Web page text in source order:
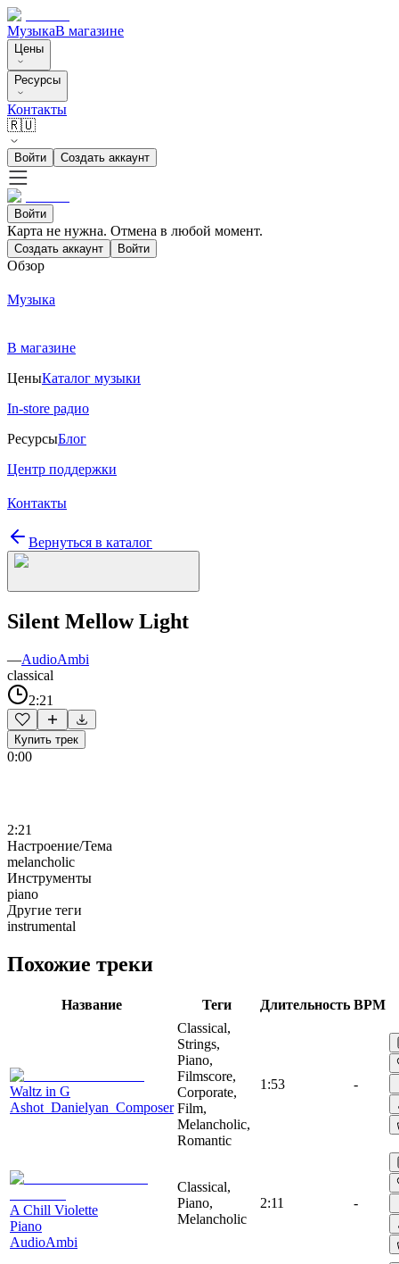
МузыкаВ магазине
Цены
Ресурсы
Контакты
🇷🇺
Войти Создать аккаунт
Войти
Карта не нужна. Отмена в любой момент.
Создать аккаунт Войти
Обзор
Музыка
В магазине
ЦеныКаталог музыки
In-store радио
РесурсыБлог
Центр поддержки
Контакты
Вернуться в каталог
Silent Mellow Light
—AudioAmbi
classical
2:21
Купить трек
0:00
2:21
Настроение/Тема
melancholic
Инструменты
piano
Другие теги
instrumental
Похожие треки
Название Теги Длительность BPM
Waltz in G
Ashot_Danielyan_Composer
Classical,
Strings,
Piano,
Filmscore,
Corporate,
Film,
Melancholic,
Romantic
1:53 -
A Chill Violette
Piano
AudioAmbi
Classical,
Piano,
Melancholic
2:11 -